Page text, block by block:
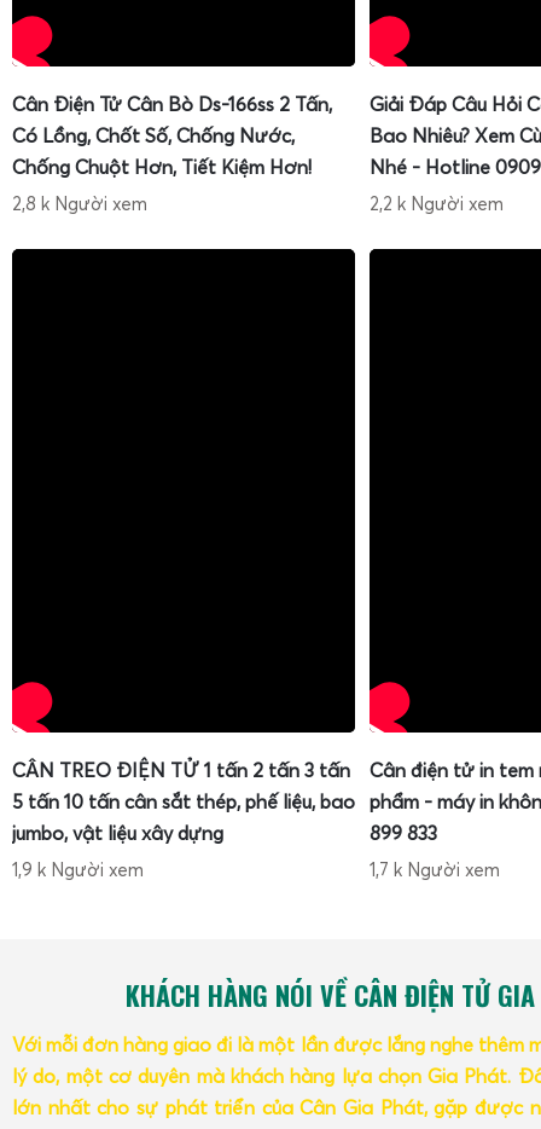
Cân Điện Tử Cân Bò Ds-166ss 2 Tấn,
Có Lồng, Chốt Số, Chống Nước,
Chống Chuột Hơn, Tiết Kiệm Hơn!
2,8 k Người xem
Giải Đáp Câu Hỏi
Bao Nhiêu? Xem
Nhé - Hotline
2,2 k Người xem
CÂN TREO ĐIỆN TỬ 1 tấn 2 tấn 3 tấn
5 tấn 10 tấn cân sắt thép, phế liệu, bao
jumbo, vật liệu xây dựng
1,9 k Người xem
Cân điện tử in tem
phẩm - máy in
899 833
1,7 k Người xem
KHÁCH HÀNG NÓI VỀ CÂN ĐIỆN TỬ
Với mỗi đơn hàng giao đi là một lần được lắng nghe thêm
lý do, một cơ duyên mà khách hàng lựa chọn Gia Phát.
lớn nhất cho sự phát triển của Cân Gia Phát, gặp được